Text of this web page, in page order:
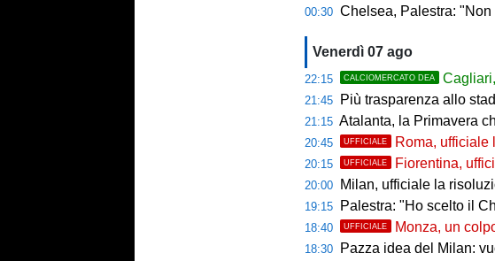
00:30 Chelsea, Palestra:
Venerdì 07 ago
22:15 CALCIOMERCATO DEA Cagliari,
21:45 Più trasparenza allo
21:15 Atalanta, la Primavera
20:45 UFFICIALE Roma, ufficiale la
20:15 UFFICIALE Fiorentina, ufficiale la
20:00 Milan, ufficiale la risoluzione del
19:15 Palestra: "Ho scelto il
18:40 UFFICIALE Monza, un
18:30 Pazza idea del Milan: